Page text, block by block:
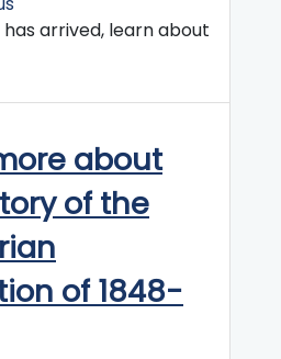
has arrived, learn about
about
of the
of 1848-